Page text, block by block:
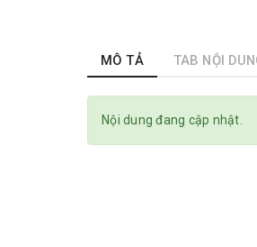
MÔ TẢ TAB NỘI
Nội dung đang cập nhật.